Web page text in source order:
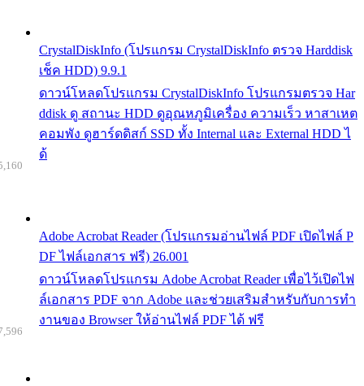
CrystalDiskInfo (โปรแกรม CrystalDiskInfo ตรวจ Harddisk
เช็ค HDD) 9.9.1
ดาวน์โหลดโปรแกรม CrystalDiskInfo โปรแกรมตรวจ Har
ddisk ดู สถานะ HDD ดูอุณหภูมิเครื่อง ความเร็ว หาสาเหต
คอมพัง ดูฮาร์ดดิสก์ SSD ทั้ง Internal และ External HDD ไ
ด้
Adobe Acrobat Reader (โปรแกรมอ่านไฟล์ PDF เปิดไฟล์ P
DF ไฟล์เอกสาร ฟรี) 26.001
ดาวน์โหลดโปรแกรม Adobe Acrobat Reader เพื่อไว้เปิดไฟ
ล์เอกสาร PDF จาก Adobe และช่วยเสริมสำหรับกับการทำ
งานของ Browser ให้อ่านไฟล์ PDF ได้ ฟรี